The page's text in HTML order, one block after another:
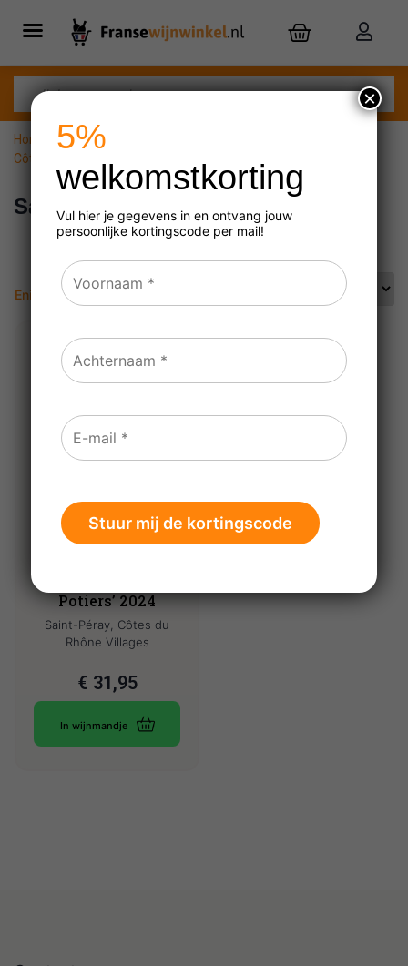
Home »Frankrijk
Côtes du Rhône Villages
Saint-Péray
Enig resultaat
Potiers’ 2024
Saint-Péray, Côtes du
Rhône Villages
€ 31,95
In wijnmandje
5%
welkomstkorting
Vul hier je gegevens in en ontvang jouw
persoonlijke kortingscode per mail!
×